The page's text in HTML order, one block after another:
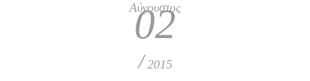
Αύγουστος
02
/ 2015